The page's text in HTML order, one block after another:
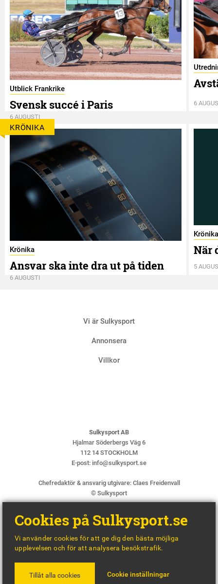
Utblick Frankrike
Svensk succé i Paris
6 AUGUSTI
6
KRÖNIKA
Krönika
Ansvar ska inte dra ut på tiden
6 AUGUSTI
Krönika
När
5
Vi är Sulkysport
Annonsera
Villkor
Sulkysport AB
Hjalmar Söderbergs Väg 6
112 14 STOCKHOLM
E-post: info@sulkysport.se
Chefredaktör & ansvarig utgivare: Claes Freidenvall
© Sulkysport
BY
Cookies på Sulkysport.se
Vi använder cookies för att ge dig den bästa möjliga
upplevelsen och för att analysera besökstrafik.
Tillåt alla cookies Cookie inställningar